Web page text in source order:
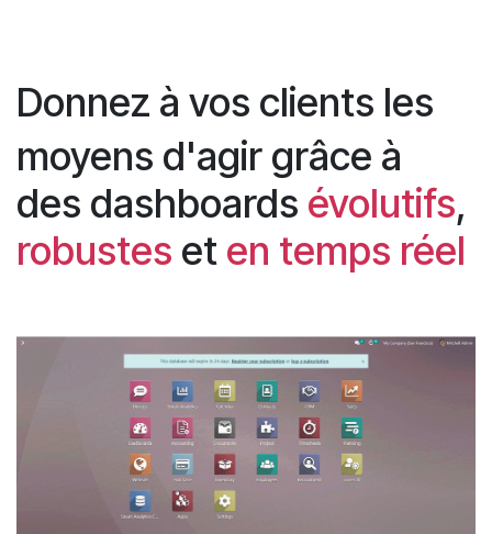
Donnez à vos clients les
moyens d'agir grâce à
des dashboards évolutifs,
robustes et en temps réel